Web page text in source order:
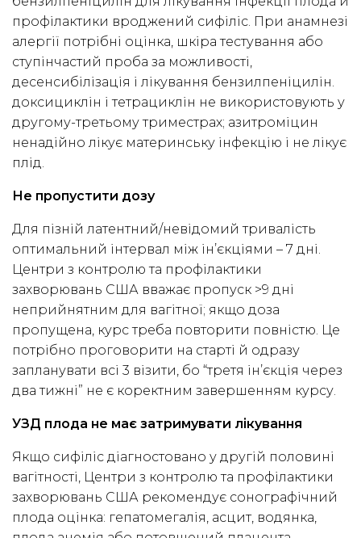
профілактики вроджений сифіліс. При анамнезі
алергії потрібні оцінка, шкіра тестування або
ступінчастий проба за можливості,
десенсибілізація і лікування бензилпеніцилін.
доксициклін і тетрациклін не використовують у
другому-третьому триместрах; азитроміцин
ненадійно лікує материнську інфекцію і не лікує
плід.
Не пропустити дозу
Для пізній латентний/невідомий тривалість
оптимальний інтервал між ін’єкціями – 7 дні.
Центри з контролю та профілактики
захворювань США вважає пропуск >9 дні
неприйнятним для вагітної; якщо доза
пропущена, курс треба повторити повністю. Це
потрібно проговорити на старті й одразу
запланувати всі 3 візити, бо “третя ін’єкція через
два тижні” не є коректним завершенням курсу.
УЗД плода не має затримувати лікування
Якщо сифіліс діагностовано у другій половині
вагітності, Центри з контролю та профілактики
захворювань США рекомендує сонографічний
плода оцінка: гепатомегалія, асцит, водянка,